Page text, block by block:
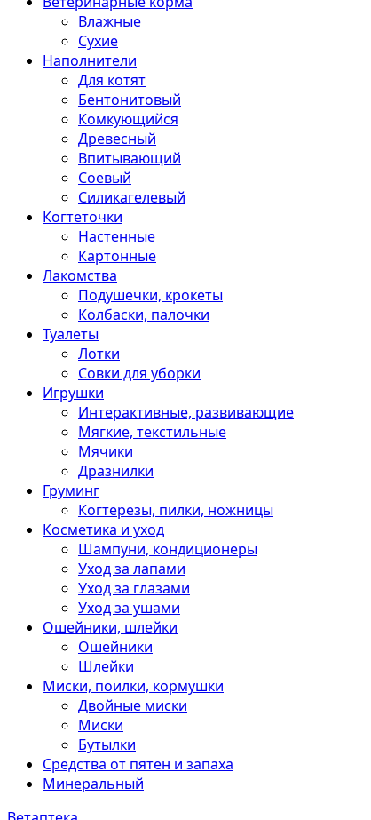
Влажные
Сухие
Наполнители
Для котят
Бентонитовый
Комкующийся
Древесный
Впитывающий
Соевый
Силикагелевый
Когтеточки
Настенные
Картонные
Лакомства
Подушечки, крокеты
Колбаски, палочки
Туалеты
Лотки
Совки для уборки
Игрушки
Интерактивные, развивающие
Мягкие, текстильные
Мячики
Дразнилки
Груминг
Когтерезы, пилки, ножницы
Косметика и уход
Шампуни, кондиционеры
Уход за лапами
Уход за глазами
Уход за ушами
Ошейники, шлейки
Ошейники
Шлейки
Миски, поилки, кормушки
Двойные миски
Миски
Бутылки
Средства от пятен и запаха
Минеральный